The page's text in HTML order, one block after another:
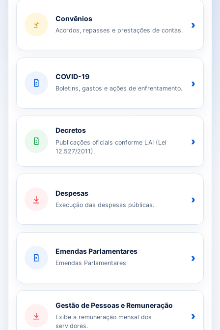
Convênios
Acordos, repasses e prestações de contas. ›
COVID-19
Boletins, gastos e ações de enfrentamento. ›
Decretos
Publicações oficiais conforme LAI (Lei
12.527/2011).
›
Despesas
Execução das despesas públicas. ›
Emendas Parlamentares
Emendas Parlamentares ›
Gestão de Pessoas e Remuneração
Exibe a remuneração mensal dos
servidores.
›